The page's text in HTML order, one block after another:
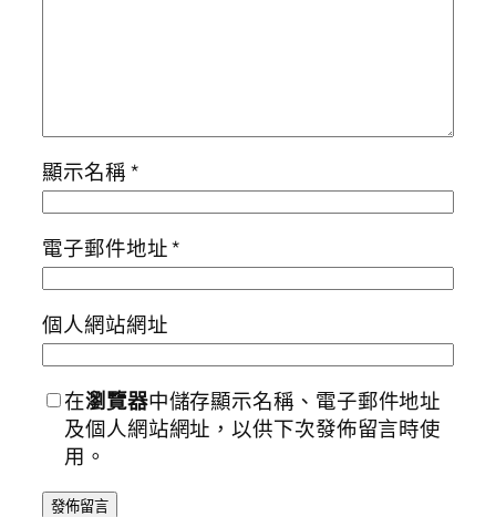
顯示名稱*
電子郵件地址*
個人網站網址
在瀏覽器中儲存顯示名稱、電子郵件地址
及個人網站網址，以供下次發佈留言時使
用。